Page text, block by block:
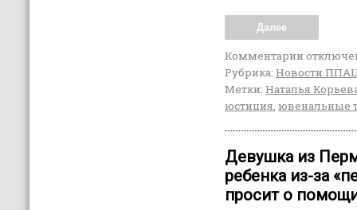
Далее
Комментарии
Рубрика: Новости
Метки: Наталья
юстиция, ювенальные
Девушка из
ребенка из-за
просит о